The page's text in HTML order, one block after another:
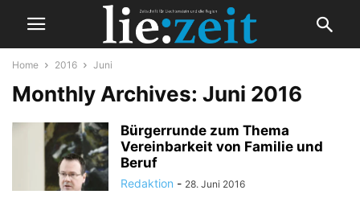
Home 2016 Juni
Monthly Archives: Juni 2016
Bürgerrunde zum Thema
Vereinbarkeit von Familie und
Beruf
Redaktion - 28. Juni 2016